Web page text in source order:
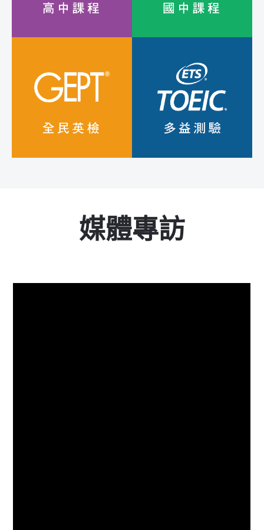
圍為主，再按照入學
的程度報考相對應的
學習並且樂於配合，
大多數的同學都能達
成目標...
與文法教材，同時段
度複習。每堂課也會
英檢考試時程，進行
口說與寫作練習...
英檢搭配會考與學測
的程度輔導孩子考取
考成績的參照標準...
進一步開括孩子的國
力，鼓勵孩子考取多
料、培養進入職場的
英語實力...
媒體專訪